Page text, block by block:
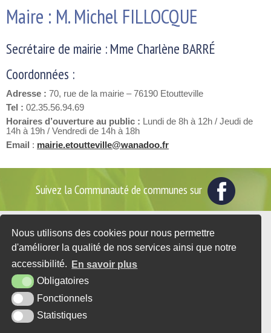
Nous utilisons des cookies pour nous permettre
d'améliorer la qualité de nos services ainsi que notre
accessibilité.
En savoir plus
Obligatoires
Fonctionnels
Statistiques
Maire : M. Michel FILLOCQUE
Secrétaire de mairie : Mme Charlène BARRÉ
Coordonnées :
Adresse : 70, rue de la mairie – 76190 Etoutteville
Tel : 02.35.56.94.69
Horaires d’ouverture au public : Lundi de 8h à 12h / Jeudi de
14h à 19h / Vendredi de 14h à 18h
Email
: mairie.etoutteville@wanadoo.fr
Suivez la Communauté de communes sur
2 place du Général de Gaulle - BP35
76560 DOUDEVILLE
Tél. : 02 35 95 07 25